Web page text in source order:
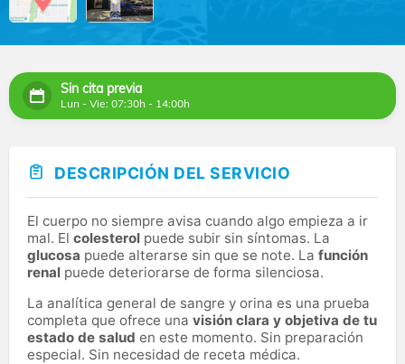
Sin cita previa
Lun - Vie: 07:30h - 14:00h
DESCRIPCIÓN DEL SERVICIO
El cuerpo no siempre avisa cuando algo empieza a ir
mal. El colesterol puede subir sin síntomas. La
glucosa puede alterarse sin que se note. La función
renal puede deteriorarse de forma silenciosa.
La analítica general de sangre y orina es una prueba
completa que ofrece una visión clara y objetiva de tu
estado de salud en este momento. Sin preparación
especial. Sin necesidad de receta médica.